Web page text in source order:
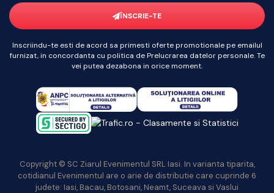
ÎNSCRIE-TE
Inscriindu-te esti de acord sa primesti oferte promotionale pe emailul
furnizat, in concordanta cu politica de Prelucrarea datelor personale. Te
vei putea dezabona in orice moment.
Copyright © SC Ziarul Evenimentul SRL Iasi. In varianta tiparita,
cotidianul Evenimentul are o arie de distributie care cuprinde 6
judete: Iasi, Bacau, Botosani, Neamt, Suceava si Vaslui